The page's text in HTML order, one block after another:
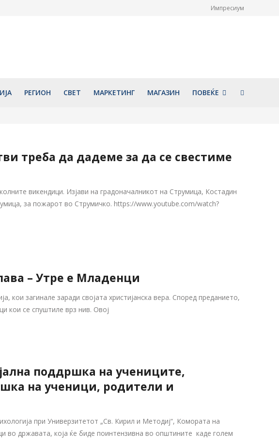
Импресиум
РЕГИОН СВЕТ МАРКЕТИНГ МАГАЗИН ПОВЕЌЕ
треба да дадеме за да се свестиме
викендици. Изјави на градоначалникот на Струмица, Костадин
за пожарот во Струмичко. https://www.youtube.com/watch?
– Утре е Младенци
кои загинале заради својата христијанска вера. Според преданието,
кои се спуштиле врз нив. Овој
поддршка на учениците,
на ученици, родители и
при Универзитетот „Св. Кирил и Методиј“, Комората на
во државата, која ќе биде поинтензивна во општините каде голем